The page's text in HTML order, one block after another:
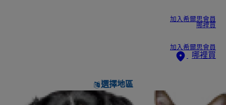
加入希爾思會員
哪裡買
加入希爾思會員
哪裡買
選擇地區